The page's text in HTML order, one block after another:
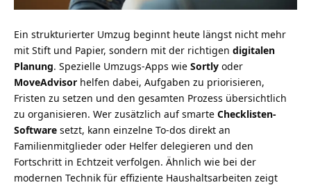
Ein strukturierter Umzug beginnt heute längst nicht mehr
mit Stift und Papier, sondern mit der richtigen digitalen
Planung. Spezielle Umzugs-Apps wie Sortly oder
MoveAdvisor helfen dabei, Aufgaben zu priorisieren,
Fristen zu setzen und den gesamten Prozess übersichtlich
zu organisieren. Wer zusätzlich auf smarte Checklisten-
Software setzt, kann einzelne To-dos direkt an
Familienmitglieder oder Helfer delegieren und den
Fortschritt in Echtzeit verfolgen. Ähnlich wie bei der
modernen Technik für effiziente Haushaltsarbeiten zeigt